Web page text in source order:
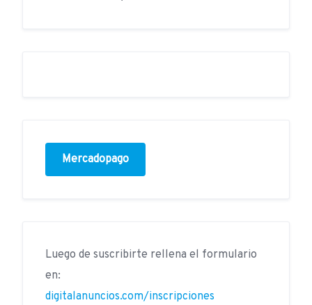
Mercadopago
Luego de suscribirte rellena el formulario
en:
digitalanuncios.com/inscripciones